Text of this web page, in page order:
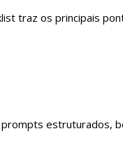
traz os principais
estruturados,